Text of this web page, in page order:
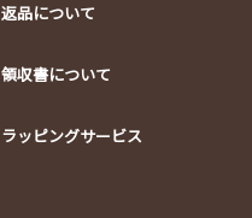
返品について
領収書について
ラッピングサービス